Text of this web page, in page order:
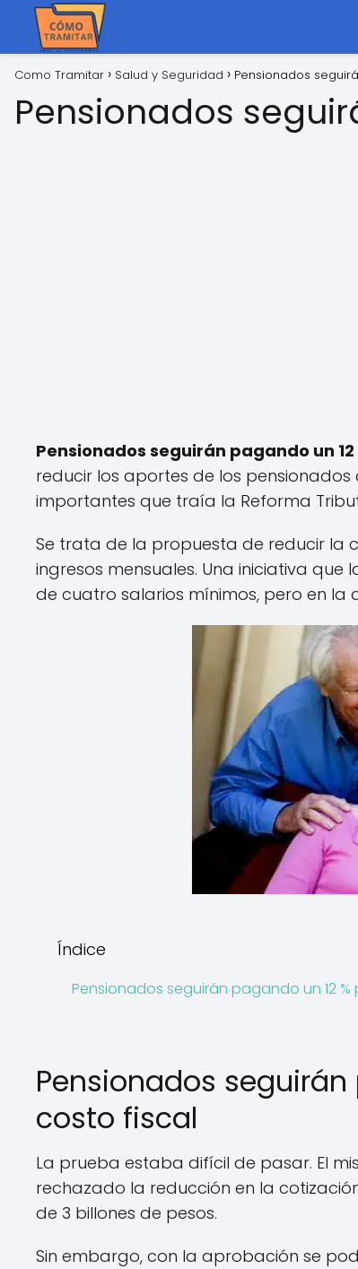
Como Tramitar Salud y Seguridad Pensionados
Pensionados
Pensionados seguirán pagando un 12
reducir los aportes de los pensionados
importantes que traía la Reforma
Se trata de la propuesta de reducir la
ingresos mensuales. Una iniciativa
de cuatro salarios mínimos, pero en la
Índice
Pensionados seguirán pagando un 12
Pensionados seguirán
costo fiscal
La prueba estaba difícil de pasar. El
rechazado la reducción en la
de 3 billones de pesos.
Sin embargo, con la aprobación se